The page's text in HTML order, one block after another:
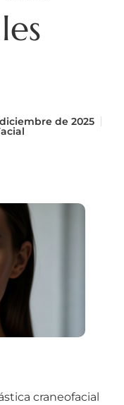
de 2025
craneofacial